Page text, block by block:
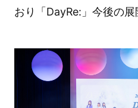
おり「DayRe:」今後の展